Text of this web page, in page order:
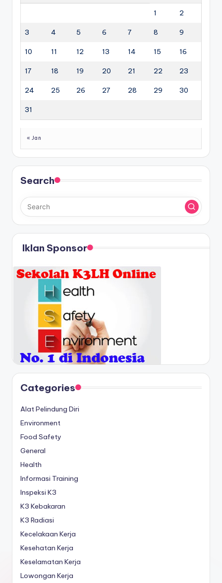
1 2
3 4 5 6 7 8 9
10 11 12 13 14 15 16
17 18 19 20 21 22 23
24 25 26 27 28 29 30
31
« Jan
Search
Iklan Sponsor
Categories
Alat Pelindung Diri
Environment
Food Safety
General
Health
Informasi Training
Inspeksi K3
K3 Kebakaran
K3 Radiasi
Kecelakaan Kerja
Kesehatan Kerja
Keselamatan Kerja
Lowongan Kerja